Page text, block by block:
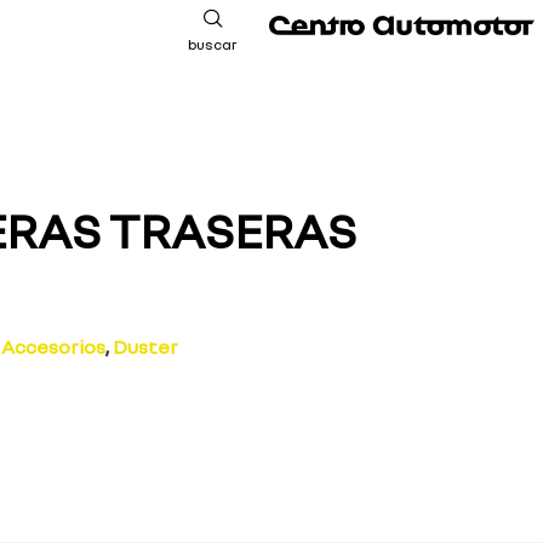
buscar
TRASERAS
Accesorios, Duster